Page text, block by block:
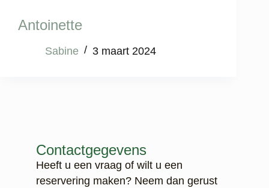
Antoinette
Sabine 3 maart 2024
Contactgegevens
Heeft u een vraag of wilt u een
reservering maken? Neem dan gerust